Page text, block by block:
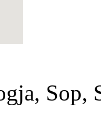
Sop,